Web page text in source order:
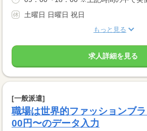
土曜日 日曜日 祝日
もっと見る
求人詳細を見る
[一般派遣]
職場は世界的ファッションブ
00円〜のデータ入力